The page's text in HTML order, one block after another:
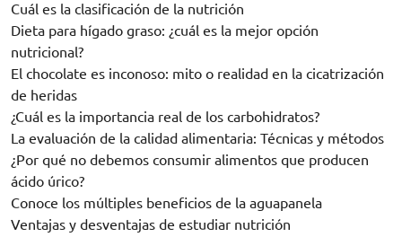
Cuál es la clasificación de la nutrición
Dieta para hígado graso: ¿cuál es la mejor opción
nutricional?
El chocolate es inconoso: mito o realidad en la cicatrización
de heridas
¿Cuál es la importancia real de los carbohidratos?
La evaluación de la calidad alimentaria: Técnicas y métodos
¿Por qué no debemos consumir alimentos que producen
ácido úrico?
Conoce los múltiples beneficios de la aguapanela
Ventajas y desventajas de estudiar nutrición